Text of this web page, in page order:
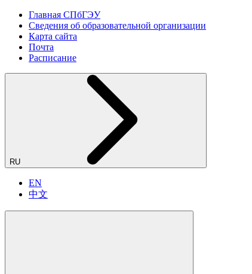
Главная СПбГЭУ
Сведения об образовательной организации
Карта сайта
Почта
Расписание
RU
EN
中文